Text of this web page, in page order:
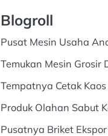
Blogroll
Pusat Mesin Usaha
Temukan Mesin Grosir
Tempatnya Cetak
Produk Olahan Sabut
Pusatnya Briket Ekspor